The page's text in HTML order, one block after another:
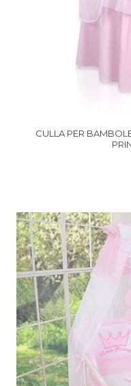
CULLA PER